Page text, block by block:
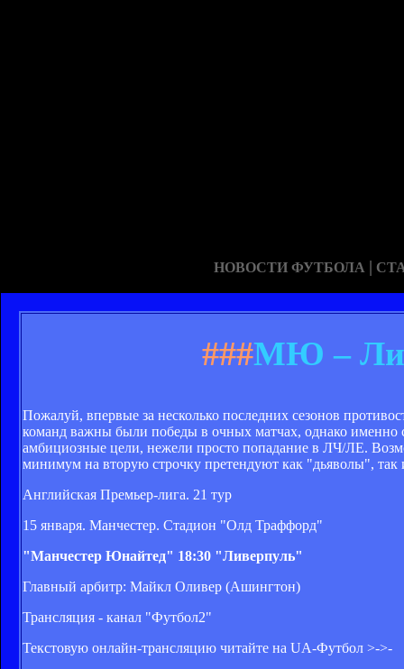
НОВОСТИ ФУТБОЛА |
###МЮ –
Пожалуй, впервые за несколько последних сезонов
команд важны были победы в очных матчах, однако именно
амбициозные цели, нежели просто попадание в ЛЧ/ЛЕ.
минимум на вторую строчку претендуют как "дьяволы", так
Английская Премьер-лига. 21 тур
15 января. Манчестер. Стадион "Олд Траффорд"
"Манчестер Юнайтед" 18:30 "Ливерпуль"
Главный арбитр: Майкл Оливер (Ашингтон)
Трансляция - канал "Футбол2"
Текстовую онлайн-трансляцию читайте на UA-Футбол >->-